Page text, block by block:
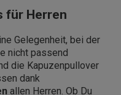
für Herren
Gelegenheit, bei der
nicht passend
die Kapuzenpullover
dank
allen Herren. Ob Du